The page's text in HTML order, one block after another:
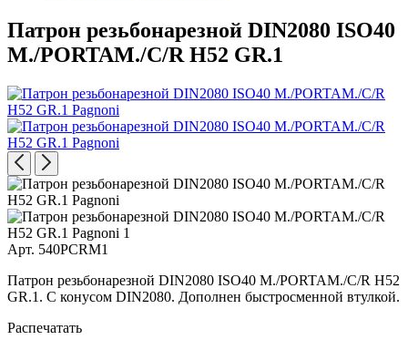
Патрон резьбонарезной DIN2080 ISO40
M./PORTAM./C/R H52 GR.1
Арт. 540PCRM1
Патрон резьбонарезной DIN2080 ISO40 M./PORTAM./C/R H52
GR.1. С конусом DIN2080. Дополнен быстросменной втулкой.
Распечатать